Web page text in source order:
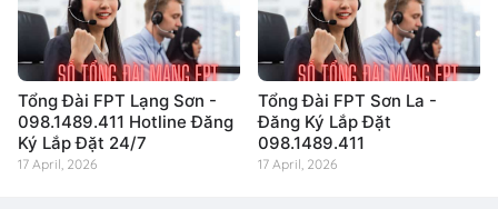
Tổng Đài FPT Lạng Sơn -
098.1489.411 Hotline Đăng
Ký Lắp Đặt 24/7
17 April, 2026
Tổng Đài FPT Sơn La -
Đăng Ký Lắp Đặt
098.1489.411
17 April, 2026